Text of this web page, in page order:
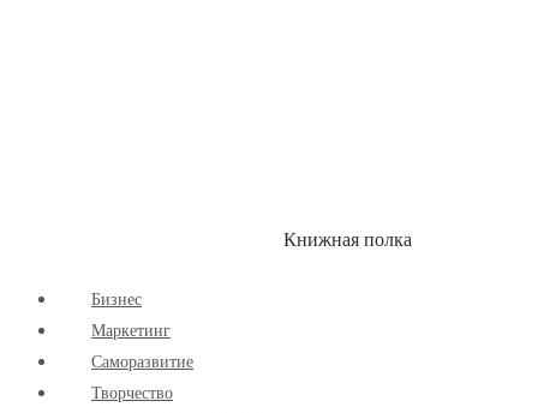
Книжная полка
Бизнес
Маркетинг
Cаморазвитие
Творчество